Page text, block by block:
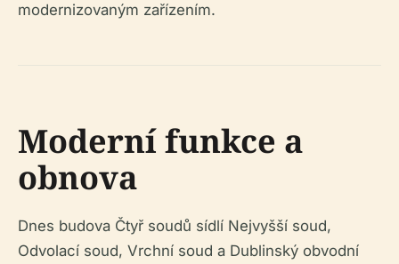
modernizovaným zařízením.
Moderní funkce a
obnova
Dnes budova Čtyř soudů sídlí Nejvyšší soud,
Odvolací soud, Vrchní soud a Dublinský obvodní